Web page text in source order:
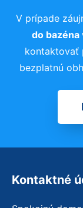
V prípade
do bazéna
kontaktovať
bezplatnú
Kontaktné